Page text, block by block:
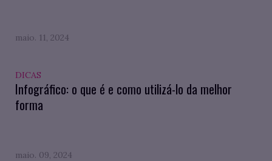
maio. 11, 2024
DICAS
Infográfico: o que é e como utilizá-lo da melhor
forma
maio. 09, 2024